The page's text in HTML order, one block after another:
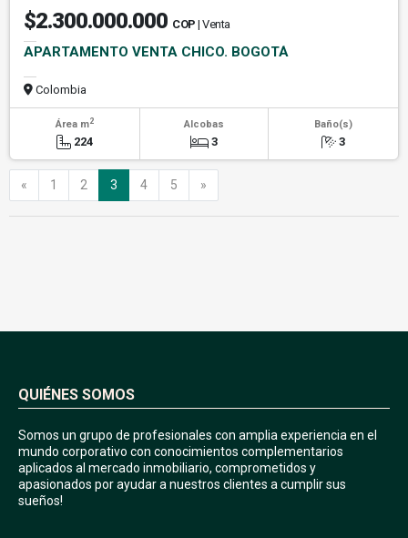
$2.300.000.000 COP | Venta
APARTAMENTO VENTA CHICO. BOGOTÁ
Colombia
Área m2
224
Alcobas
3
Baño(s)
3
« Anterior
1 2 3 4 5 »
QUIÉNES SOMOS
Somos un grupo de profesionales con amplia experiencia en el
mundo corporativo con conocimientos complementarios
aplicados al mercado inmobiliario, comprometidos y
apasionados por ayudar a nuestros clientes a cumplir sus
sueños!